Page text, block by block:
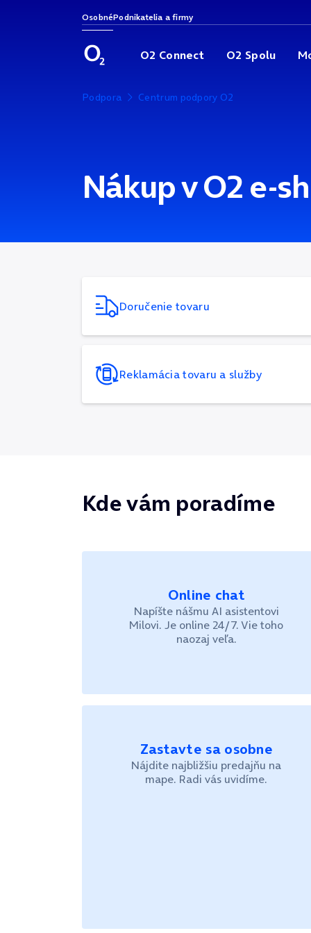
OsobnéPodnikatelia a firmy
O2 Connect O2 Spolu
Podpora Centrum podpory O2
Nákup v O2 e-
Doručenie tovaru
Reklamácia tovaru a služby
Kde vám poradíme
Online chat
Napíšte nášmu AI asistentovi
Milovi. Je online 24/7. Vie toho
naozaj veľa.
Zastavte sa osobne
Nájdite najbližšiu predajňu na
mape. Radi vás uvidíme.